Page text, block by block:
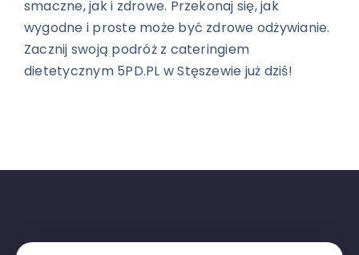
smaczne, jak i zdrowe. Przekonaj się, jak
wygodne i proste może być zdrowe odżywianie.
Zacznij swoją podróż z cateringiem
dietetycznym 5PD.PL w Stęszewie już dziś!